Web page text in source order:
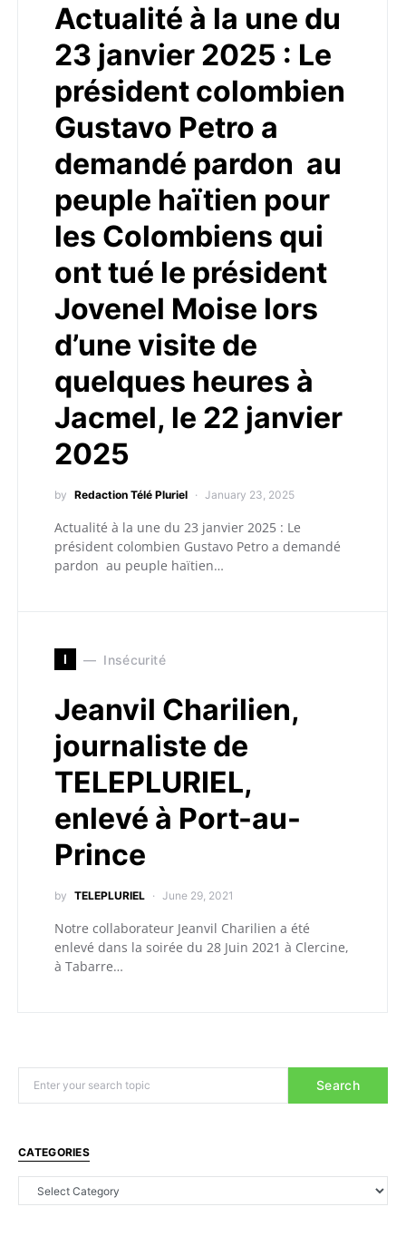
Actualité à la une du
23 janvier 2025 : Le
président colombien
Gustavo Petro a
demandé pardon au
peuple haïtien pour
les Colombiens qui
ont tué le président
Jovenel Moise lors
d’une visite de
quelques heures à
Jacmel, le 22 janvier
2025
by Redaction Télé Pluriel January 23, 2025
Actualité à la une du 23 janvier 2025 : Le
président colombien Gustavo Petro a demandé
pardon au peuple haïtien…
I Insécurité
Jeanvil Charilien,
journaliste de
TELEPLURIEL,
enlevé à Port-au-
Prince
by TELEPLURIEL June 29, 2021
Notre collaborateur Jeanvil Charilien a été
enlevé dans la soirée du 28 Juin 2021 à Clercine,
à Tabarre…
Search
CATEGORIES